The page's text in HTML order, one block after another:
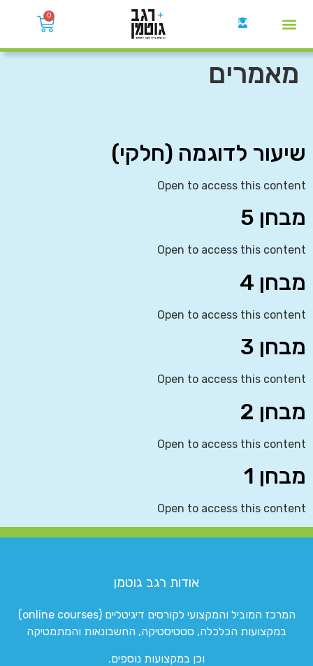
0
מאמרים
שיעור לדוגמה (חלקי)
Open to access this content
מבחן 5
Open to access this content
מבחן 4
Open to access this content
מבחן 3
Open to access this content
מבחן 2
Open to access this content
מבחן 1
Open to access this content
אודות רגב גוטמן
המרכז המוביל והמקצועי לקורסים דיגיטליים (online courses)
במקצועות הכלכלה, סטטיסטיקה, החשבונאות והמתמטיקה
וכן במקצועות נוספים.